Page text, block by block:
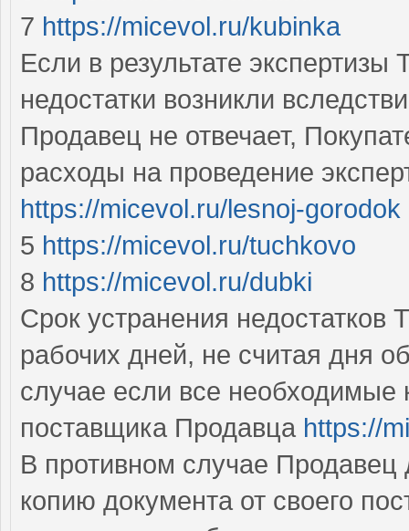
7 https://micevol.ru/kubinka
Если в результате экспертизы
недостатки возникли
Продавец не отвечает,
расходы на проведение
https://micevol.ru/lesnoj-gorodok
5 https://micevol.ru/tuchkovo
8 https://micevol.ru/dubki
Срок устранения
рабочих дней, не считая дня
случае если все
поставщика Продавца https://
В противном случае Продавец
копию документа от своего